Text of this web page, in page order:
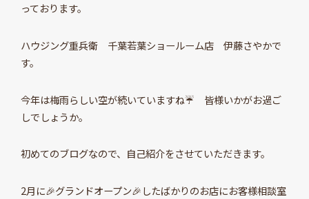
っております。
ハウジング重兵衛 千葉若葉ショールーム店 伊藤さやかで
す。
今年は梅雨らしい空が続いていますね☔ 皆様いかがお過ご
しでしょうか。
初めてのブログなので、自己紹介をさせていただきます。
2月に🎉グランドオープン🎉したばかりのお店にお客様相談室